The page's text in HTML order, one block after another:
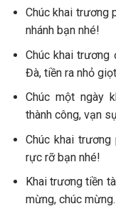
Chúc khai trương
nhánh bạn nhé!
Chúc khai trương
Đà, tiền ra nhỏ
Chúc một ngày
thành công, vạn
Chúc khai
rực rỡ bạn nhé!
Khai trương tiền
mừng, chúc mừng.